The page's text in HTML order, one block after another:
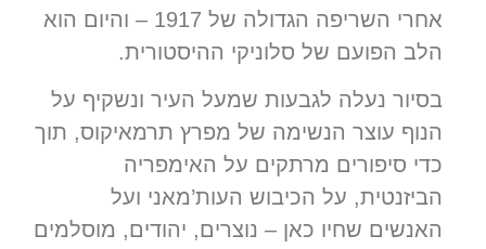
אחרי השריפה הגדולה של 1917 – והיום הוא
הלב הפועם של סלוניקי ההיסטורית.
בסיור נעלה לגבעות שמעל העיר ונשקיף על
הנוף עוצר הנשימה של מפרץ תרמאיקוס, תוך
כדי סיפורים מרתקים על האימפריה
הביזנטית, על הכיבוש העות’מאני ועל
האנשים שחיו כאן – נוצרים, יהודים, מוסלמים